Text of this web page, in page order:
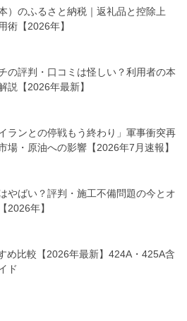
）のふるさと納税｜返礼品と控除上
術【2026年】
の評判・口コミは怪しい？利用者の本
説【2026年最新】
ランとの停戦もう終わり」軍事衝突再
・原油への影響【2026年7月速報】
やばい？評判・施工不備問題の今とオ
2026年】
め比較【2026年最新】424A・425A含
ド